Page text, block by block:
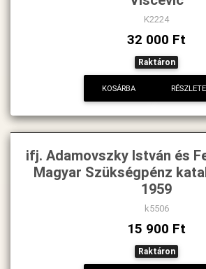
K2224
32 000 Ft
Raktáron
KOSÁRBA
ifj. Adamovszky István és
Magyar Szükségpénz
1959
k5506
15 900 Ft
Raktáron